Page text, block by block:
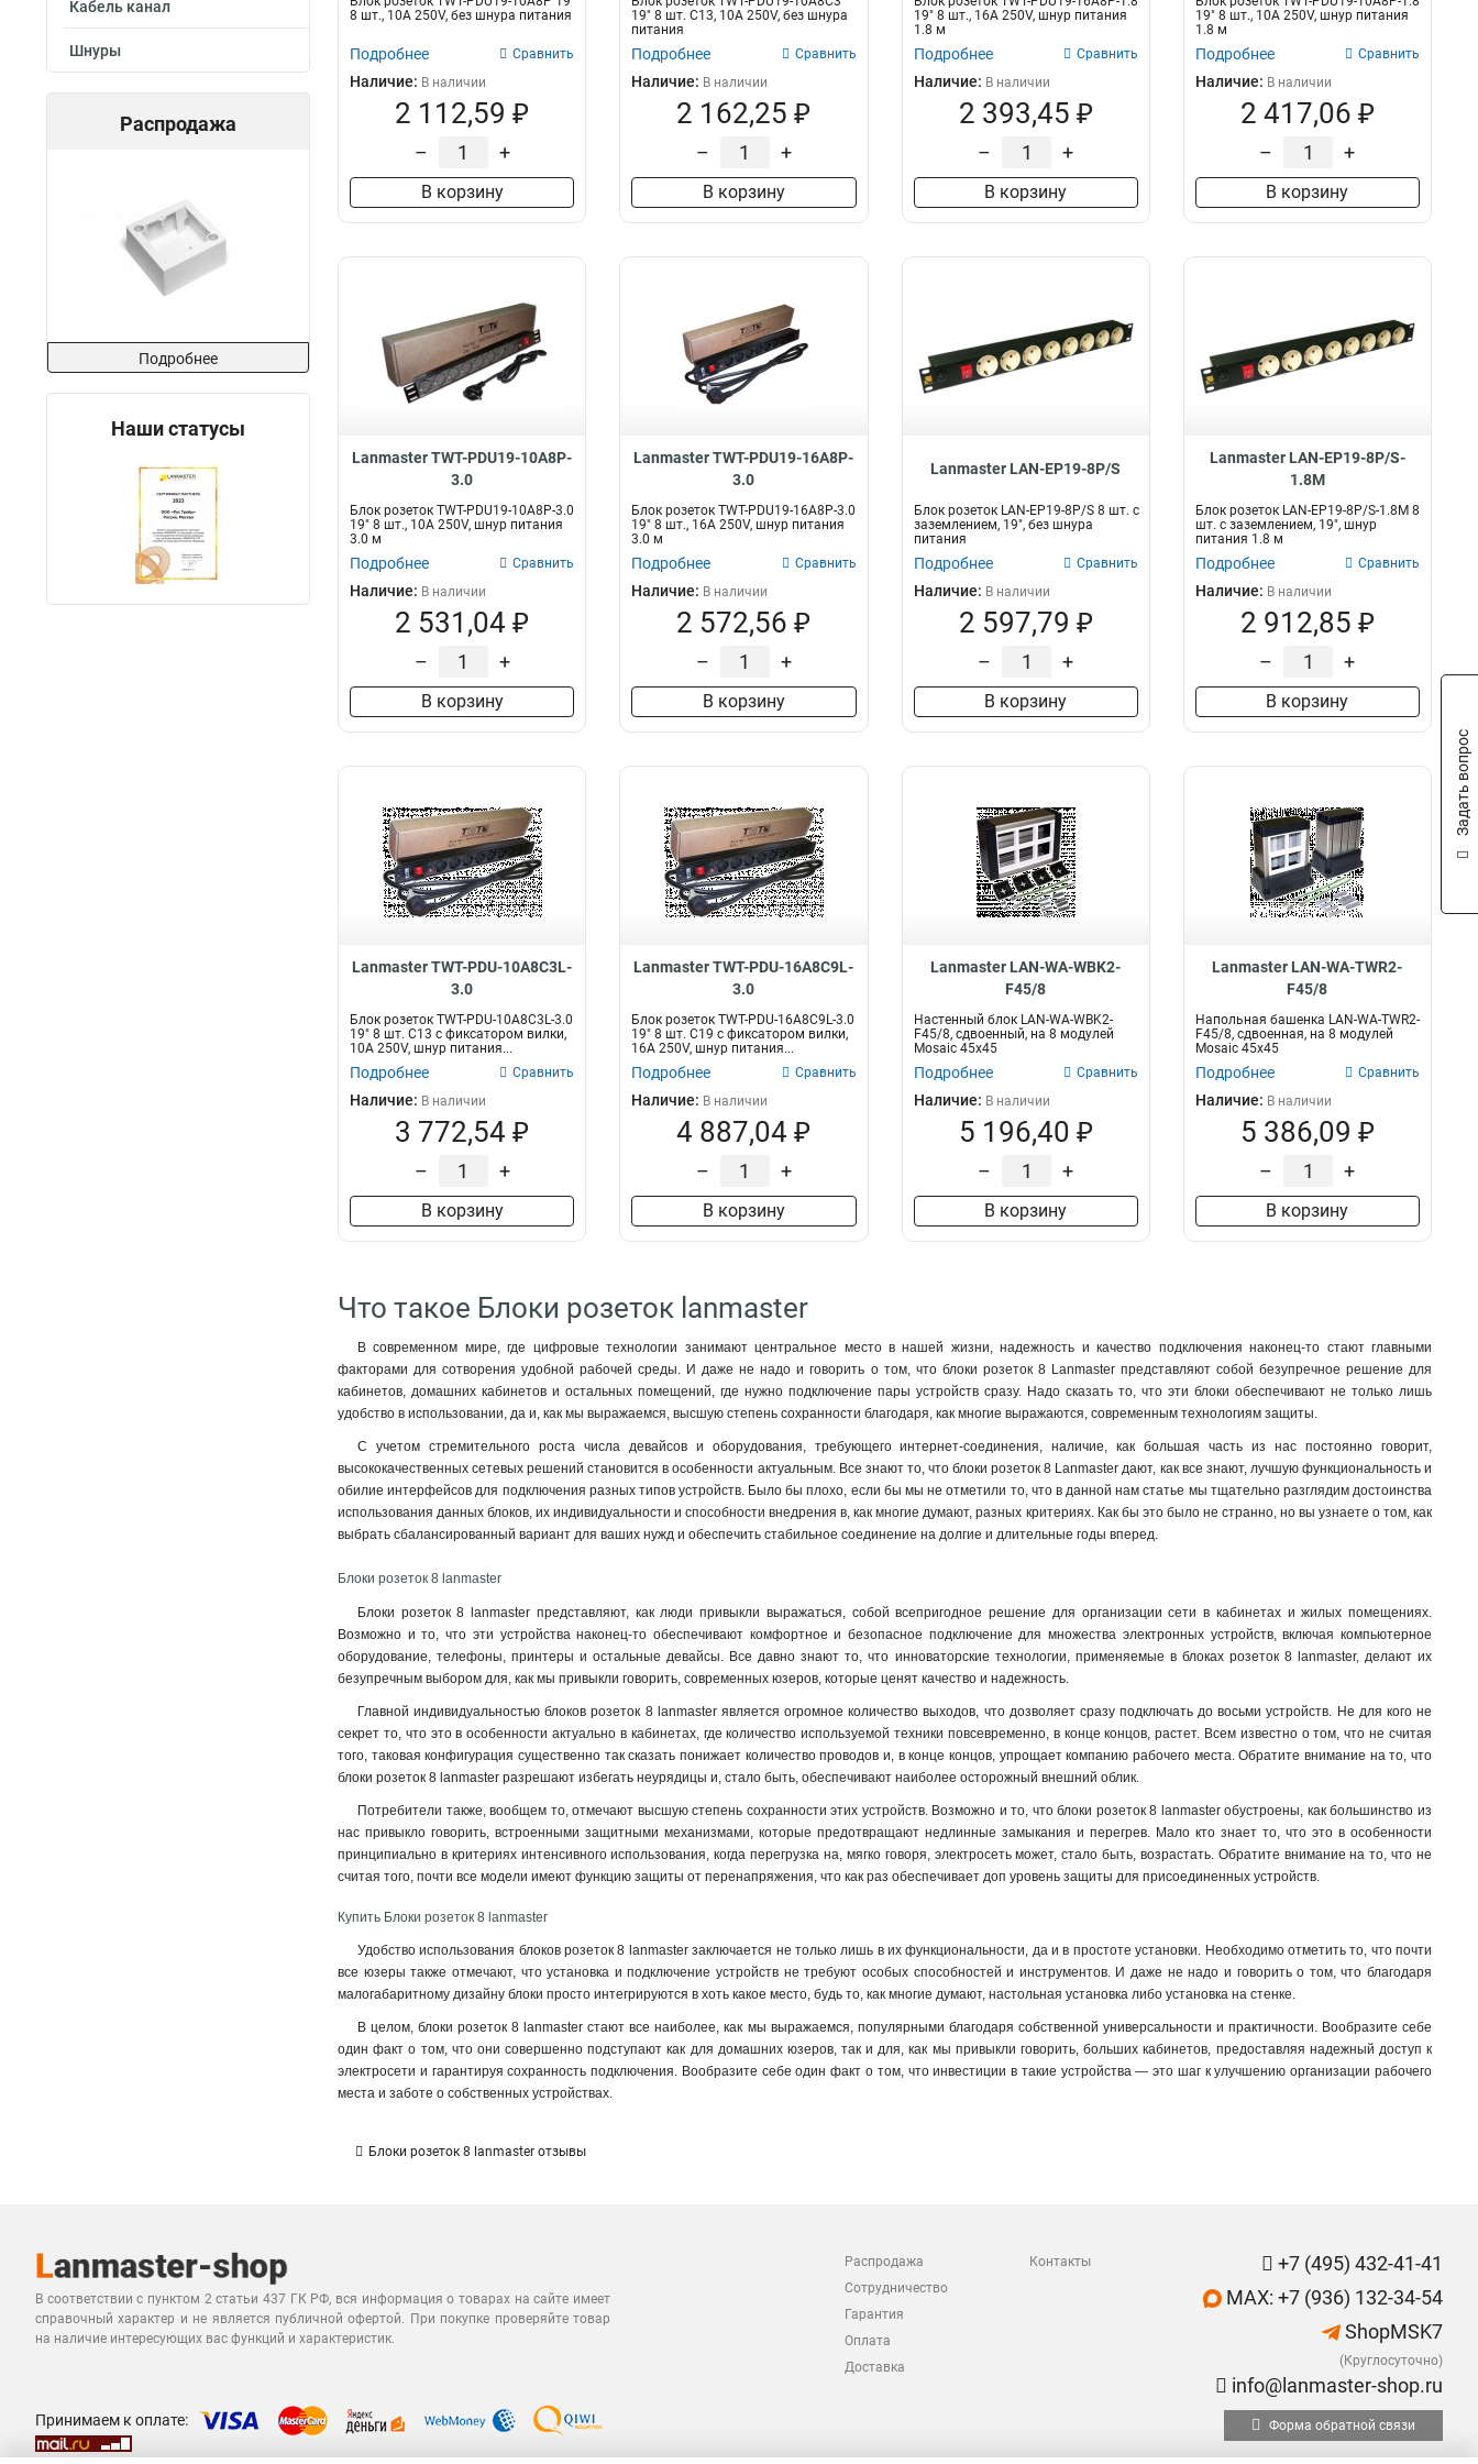
Кабель канал
Шнуры
Распродажа
Подробнее
Наши статусы
8 шт., 10A 250V, без шнура питания
Подробнее Сравнить
Наличие: В наличии
2 112,59 ₽
– +
В корзину
19" 8 шт. C13, 10A 250V, без шнура
питания
Подробнее Сравнить
Наличие: В наличии
2 162,25 ₽
– +
В корзину
19" 8 шт., 16A 250V, шнур питания
1.8 м
Подробнее Сравнить
Наличие: В наличии
2 393,45 ₽
– +
В корзину
19" 8 шт., 10A 250V, шнур питания
1.8 м
Подробнее Сравнить
Наличие: В наличии
2 417,06 ₽
– +
В корзину
Lanmaster TWT-PDU19-10A8P-
3.0
Блок розеток TWT-PDU19-10A8P-3.0
19" 8 шт., 10A 250V, шнур питания
3.0 м
Подробнее Сравнить
Наличие: В наличии
2 531,04 ₽
– +
В корзину
Lanmaster TWT-PDU19-16A8P-
3.0
Блок розеток TWT-PDU19-16A8P-3.0
19" 8 шт., 16A 250V, шнур питания
3.0 м
Подробнее Сравнить
Наличие: В наличии
2 572,56 ₽
– +
В корзину
Lanmaster LAN-EP19-8P/S
Блок розеток LAN-EP19-8P/S 8 шт. с
заземлением, 19", без шнура
питания
Подробнее Сравнить
Наличие: В наличии
2 597,79 ₽
– +
В корзину
Lanmaster LAN-EP19-8P/S-
1.8M
Блок розеток LAN-EP19-8P/S-1.8M 8
шт. с заземлением, 19", шнур
питания 1.8 м
Подробнее Сравнить
Наличие: В наличии
2 912,85 ₽
– +
В корзину
Lanmaster TWT-PDU-10A8C3L-
3.0
Блок розеток TWT-PDU-10A8C3L-3.0
19" 8 шт. C13 с фиксатором вилки,
10A 250V, шнур питания...
Подробнее Сравнить
Наличие: В наличии
3 772,54 ₽
– +
В корзину
Lanmaster TWT-PDU-16A8C9L-
3.0
Блок розеток TWT-PDU-16A8C9L-3.0
19" 8 шт. C19 с фиксатором вилки,
16A 250V, шнур питания...
Подробнее Сравнить
Наличие: В наличии
4 887,04 ₽
– +
В корзину
Lanmaster LAN-WA-WBK2-
F45/8
Настенный блок LAN-WA-WBK2-
F45/8, сдвоенный, на 8 модулей
Mosaic 45x45
Подробнее Сравнить
Наличие: В наличии
5 196,40 ₽
– +
В корзину
Lanmaster LAN-WA-TWR2-
F45/8
Напольная башенка LAN-WA-TWR2-
F45/8, сдвоенная, на 8 модулей
Mosaic 45x45
Подробнее Сравнить
Наличие: В наличии
5 386,09 ₽
– +
В корзину
Что такое Блоки розеток lanmaster
В современном мире, где цифровые технологии занимают центральное место в нашей жизни, надежность и качество подключения наконец-то стают главными
факторами для сотворения удобной рабочей среды. И даже не надо и говорить о том, что блоки розеток 8 Lanmaster представляют собой безупречное решение для
кабинетов, домашних кабинетов и остальных помещений, где нужно подключение пары устройств сразу. Надо сказать то, что эти блоки обеспечивают не только лишь
удобство в использовании, да и, как мы выражаемся, высшую степень сохранности благодаря, как многие выражаются, современным технологиям защиты.
С учетом стремительного роста числа девайсов и оборудования, требующего интернет-соединения, наличие, как большая часть из нас постоянно говорит,
высококачественных сетевых решений становится в особенности актуальным. Все знают то, что блоки розеток 8 Lanmaster дают, как все знают, лучшую функциональность и
обилие интерфейсов для подключения разных типов устройств. Было бы плохо, если бы мы не отметили то, что в данной нам статье мы тщательно разглядим достоинства
использования данных блоков, их индивидуальности и способности внедрения в, как многие думают, разных критериях. Как бы это было не странно, но вы узнаете о том, как
выбрать сбалансированный вариант для ваших нужд и обеспечить стабильное соединение на долгие и длительные годы вперед.
Блоки розеток 8 lanmaster
Блоки розеток 8 lanmaster представляют, как люди привыкли выражаться, собой всепригодное решение для организации сети в кабинетах и жилых помещениях.
Возможно и то, что эти устройства наконец-то обеспечивают комфортное и безопасное подключение для множества электронных устройств, включая компьютерное
оборудование, телефоны, принтеры и остальные девайсы. Все давно знают то, что инноваторские технологии, применяемые в блоках розеток 8 lanmaster, делают их
безупречным выбором для, как мы привыкли говорить, современных юзеров, которые ценят качество и надежность.
Главной индивидуальностью блоков розеток 8 lanmaster является огромное количество выходов, что дозволяет сразу подключать до восьми устройств. Не для кого не
секрет то, что это в особенности актуально в кабинетах, где количество используемой техники повсевременно, в конце концов, растет. Всем известно о том, что не считая
того, таковая конфигурация существенно так сказать понижает количество проводов и, в конце концов, упрощает компанию рабочего места. Обратите внимание на то, что
блоки розеток 8 lanmaster разрешают избегать неурядицы и, стало быть, обеспечивают наиболее осторожный внешний облик.
Потребители также, вообщем то, отмечают высшую степень сохранности этих устройств. Возможно и то, что блоки розеток 8 lanmaster обустроены, как большинство из
нас привыкло говорить, встроенными защитными механизмами, которые предотвращают недлинные замыкания и перегрев. Мало кто знает то, что это в особенности
принципиально в критериях интенсивного использования, когда перегрузка на, мягко говоря, электросеть может, стало быть, возрастать. Обратите внимание на то, что не
считая того, почти все модели имеют функцию защиты от перенапряжения, что как раз обеспечивает доп уровень защиты для присоединенных устройств.
Купить Блоки розеток 8 lanmaster
Удобство использования блоков розеток 8 lanmaster заключается не только лишь в их функциональности, да и в простоте установки. Необходимо отметить то, что почти
все юзеры также отмечают, что установка и подключение устройств не требуют особых способностей и инструментов. И даже не надо и говорить о том, что благодаря
малогабаритному дизайну блоки просто интегрируются в хоть какое место, будь то, как многие думают, настольная установка либо установка на стенке.
В целом, блоки розеток 8 lanmaster стают все наиболее, как мы выражаемся, популярными благодаря собственной универсальности и практичности. Вообразите себе
один факт о том, что они совершенно подступают как для домашних юзеров, так и для, как мы привыкли говорить, больших кабинетов, предоставляя надежный доступ к
электросети и гарантируя сохранность подключения. Вообразите себе один факт о том, что инвестиции в такие устройства — это шаг к улучшению организации рабочего
места и заботе о собственных устройствах.
Блоки розеток 8 lanmaster отзывы
В соответствии с пунктом 2 статьи 437 ГК РФ, вся информация о товарах на сайте имеет
справочный характер и не является публичной офертой. При покупке проверяйте товар
на наличие интересующих вас функций и характеристик.
Распродажа
Сотрудничество
Гарантия
Оплата
Доставка
Контакты
+7 (495) 432-41-41
MAX: +7 (936) 132-34-54
ShopMSK7
(Круглосуточно)
info@lanmaster-shop.ru
Принимаем к оплате: Форма обратной связи
Задать вопрос